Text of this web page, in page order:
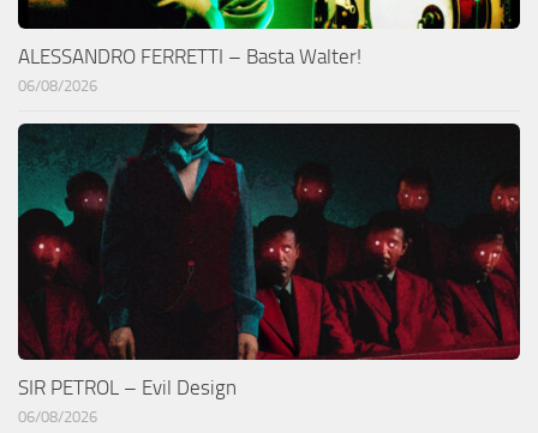
ALESSANDRO FERRETTI – Basta Walter!
06/08/2026
SIR PETROL – Evil Design
06/08/2026